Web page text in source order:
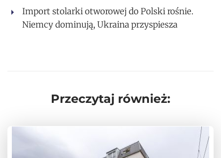
Import stolarki otworowej do Polski rośnie.
Niemcy dominują, Ukraina przyspiesza
Przeczytaj również: